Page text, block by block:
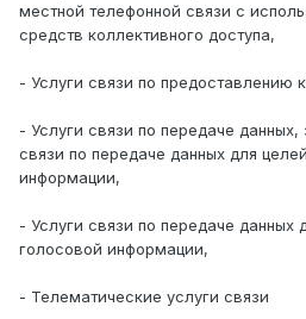
местной телефонной связи с
средств коллективного доступа,
- Услуги связи по предоставлению
- Услуги связи по передаче
связи по передаче данных для
информации,
- Услуги связи по передаче данных
голосовой информации,
- Телематические услуги связи